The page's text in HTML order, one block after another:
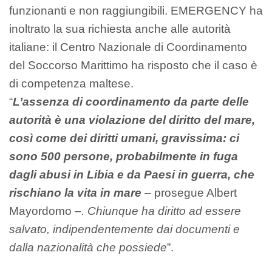
funzionanti e non raggiungibili. EMERGENCY ha
inoltrato la sua richiesta anche alle autorità
italiane: il Centro Nazionale di Coordinamento
del Soccorso Marittimo ha risposto che il caso è
di competenza maltese.
“L’assenza di coordinamento da parte delle
autorità è una violazione del diritto del mare,
così come dei diritti umani, gravissima: ci
sono 500 persone, probabilmente in fuga
dagli abusi in Libia e da Paesi in guerra, che
rischiano la vita in mare – prosegue Albert
Mayordomo –. Chiunque ha diritto ad essere
salvato, indipendentemente dai documenti e
dalla nazionalità che possiede”.